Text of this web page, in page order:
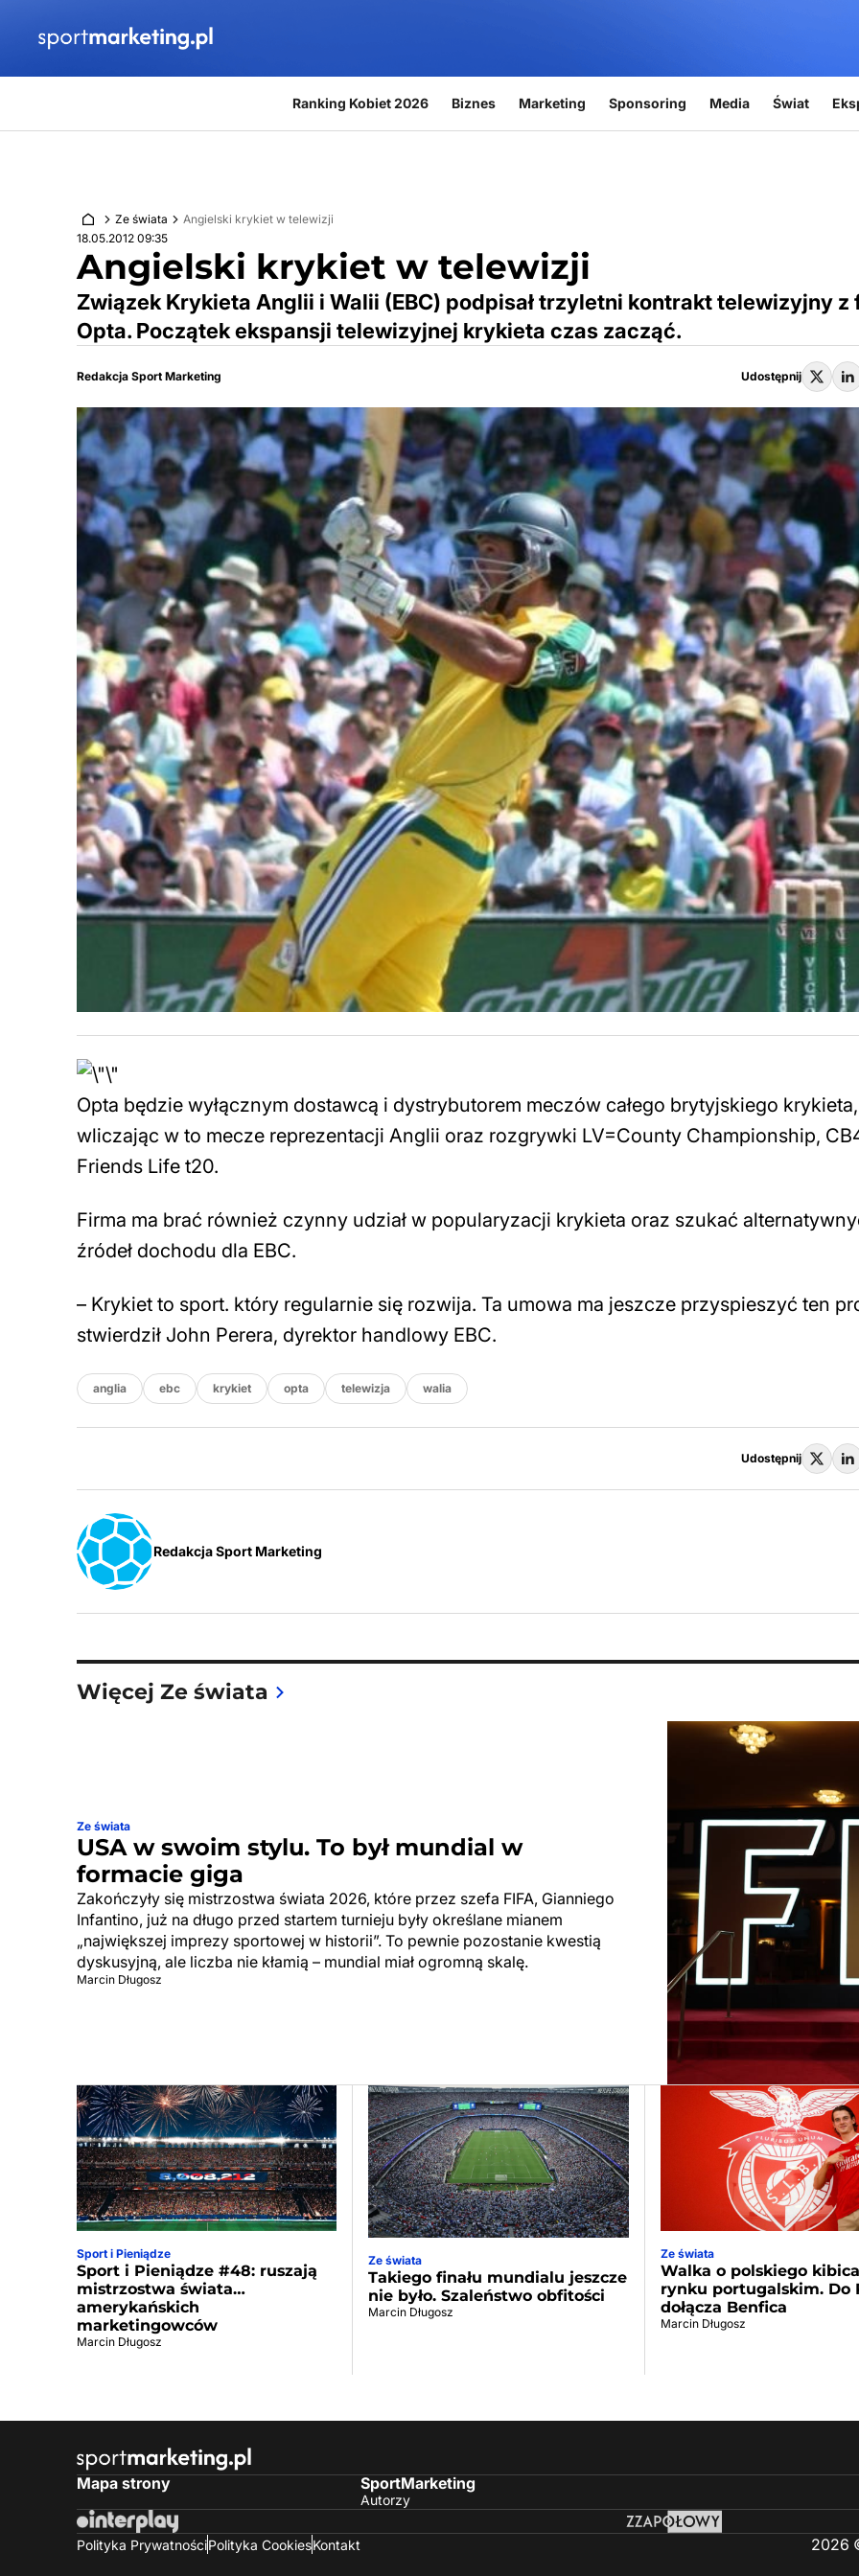
Ranking Kobiet 2026 Biznes Marketing Sponsoring Media Świat
Ze świata
Angielski krykiet w telewizji
18.05.2012 09:35
Angielski krykiet w telewizji
Związek Krykieta Anglii i Walii (EBC) podpisał trzyletni kontrakt telewizyjny z
Opta. Początek ekspansji telewizyjnej krykieta czas zacząć.
Redakcja Sport Marketing Udostępnij
Opta będzie wyłącznym dostawcą i dystrybutorem meczów całego brytyjskiego krykieta,
wliczając w to mecze reprezentacji Anglii oraz rozgrywki LV=County Championship,
Friends Life t20.
Firma ma brać również czynny udział w popularyzacji krykieta oraz szukać
źródeł dochodu dla EBC.
– Krykiet to sport. który regularnie się rozwija. Ta umowa ma jeszcze przyspieszyć ten
stwierdził John Perera, dyrektor handlowy EBC.
anglia ebc krykiet opta telewizja walia
Udostępnij
Redakcja Sport Marketing
Więcej Ze świata
Ze świata
USA w swoim stylu. To był mundial w
formacie giga
Zakończyły się mistrzostwa świata 2026, które przez szefa FIFA, Gianniego
Infantino, już na długo przed startem turnieju były określane mianem
„największej imprezy sportowej w historii”. To pewnie pozostanie kwestią
dyskusyjną, ale liczba nie kłamią – mundial miał ogromną skalę.
Marcin Długosz
Sport i Pieniądze
Sport i Pieniądze #48: ruszają
mistrzostwa świata…
amerykańskich
marketingowców
Marcin Długosz
Ze świata
Takiego finału mundialu jeszcze
nie było. Szaleństwo obfitości
Marcin Długosz
Ze świata
Walka o polskiego
rynku portugalskim. Do
dołącza Benfica
Marcin Długosz
Mapa strony SportMarketing
Autorzy
Polityka PrywatnościPolityka CookiesKontakt 2026